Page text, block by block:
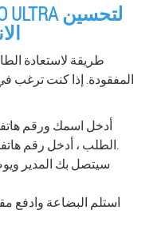
المفقودة. إذا كنت ترغب
أدخل اسمك ورقم
الطلب ، أدخل رقم هاتفك واسمك باستخدام نموذج الطلب.
سيتصل بك المدير
استلم البضاعة وادفع